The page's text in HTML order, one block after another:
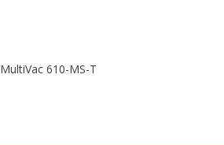
MultiVac 610-MS-T